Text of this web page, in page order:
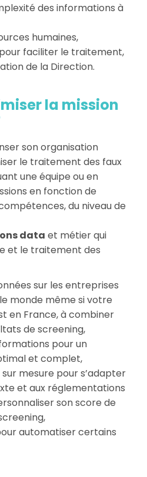
des informations à
humaines,
faciliter le traitement,
de la Direction.
la mission
son organisation
le traitement des faux
une équipe ou en
en fonction de
du niveau de
data et métier qui
et le traitement des
sur les entreprises
monde même si votre
en France, à combiner
de screening,
pour un
et complet,
mesure pour s’adapter
et aux réglementations
son score de
automatiser certains